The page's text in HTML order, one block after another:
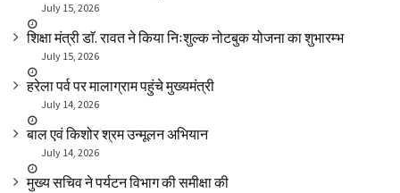
July 15, 2026
शिक्षा मंत्री डाॅ. रावत ने किया निःशुल्क नोटबुक योजना का शुभारम्भ
July 15, 2026
हरेला पर्व पर मालाग्राम पहुंचे मुख्यमंत्री
July 14, 2026
बाल एवं किशोर श्रम उन्मूलन अभियान
July 14, 2026
मुख्य सचिव ने पर्यटन विभाग की समीक्षा की